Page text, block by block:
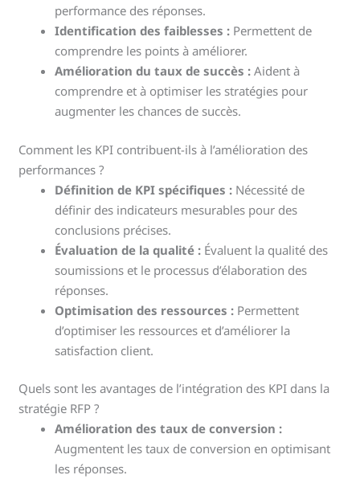
performance des réponses.
Identification des faiblesses : Permettent de
comprendre les points à améliorer.
Amélioration du taux de succès : Aident à
comprendre et à optimiser les stratégies pour
augmenter les chances de succès.
Comment les KPI contribuent-ils à l’amélioration des
performances ?
Définition de KPI spécifiques : Nécessité de
définir des indicateurs mesurables pour des
conclusions précises.
Évaluation de la qualité : Évaluent la qualité des
soumissions et le processus d’élaboration des
réponses.
Optimisation des ressources : Permettent
d’optimiser les ressources et d’améliorer la
satisfaction client.
Quels sont les avantages de l’intégration des KPI dans la
stratégie RFP ?
Amélioration des taux de conversion :
Augmentent les taux de conversion en optimisant
les réponses.